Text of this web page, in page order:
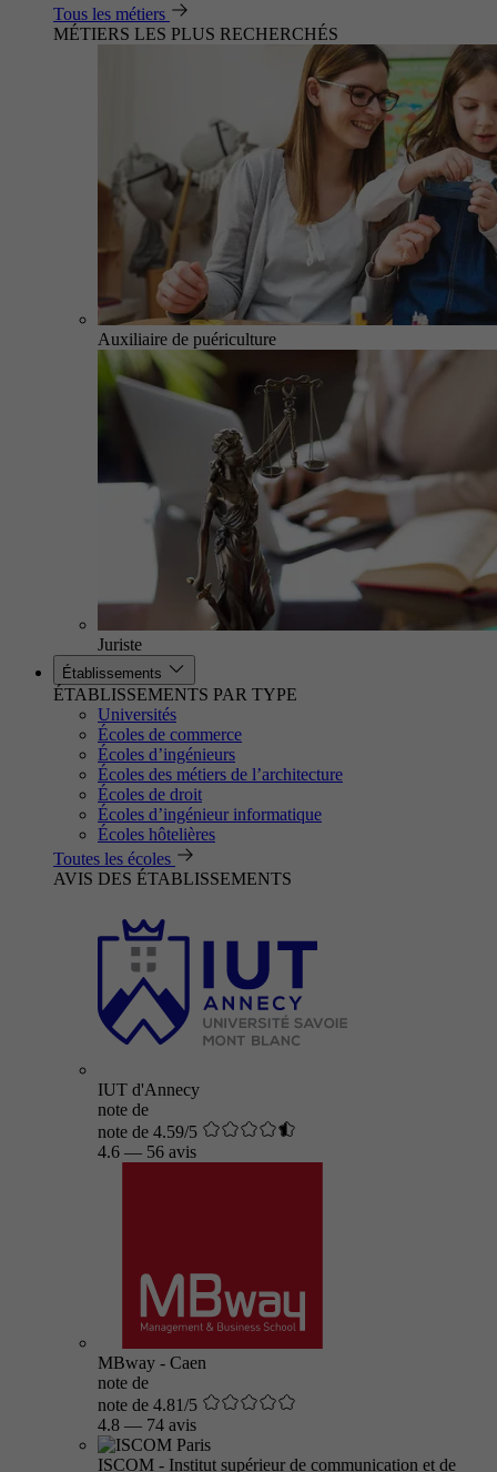
Tous les métiers
MÉTIERS LES PLUS RECHERCHÉS
Auxiliaire de puériculture
Juriste
Établissements
ÉTABLISSEMENTS PAR TYPE
Universités
Écoles de commerce
Écoles d’ingénieurs
Écoles des métiers de l’architecture
Écoles de droit
Écoles d’ingénieur informatique
Écoles hôtelières
Toutes les écoles
AVIS DES ÉTABLISSEMENTS
IUT d'Annecy
note de
note de 4.59/5
4.6 — 56 avis
MBway - Caen
note de
note de 4.81/5
4.8 — 74 avis
ISCOM - Institut supérieur de communication et de